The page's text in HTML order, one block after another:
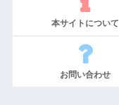
本サイトについて
お問い合わせ